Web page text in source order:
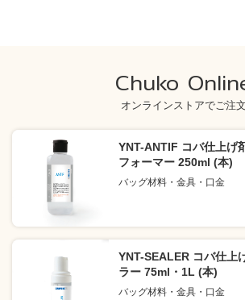
Chuko
オンラインストアでご注文
YNT-ANTIF コバ仕上げ
フォーマー 250ml (本)
バッグ材料・金具・口金
YNT-SEALER コバ仕上
ラー 75ml・1L (本)
バッグ材料・金具・口金